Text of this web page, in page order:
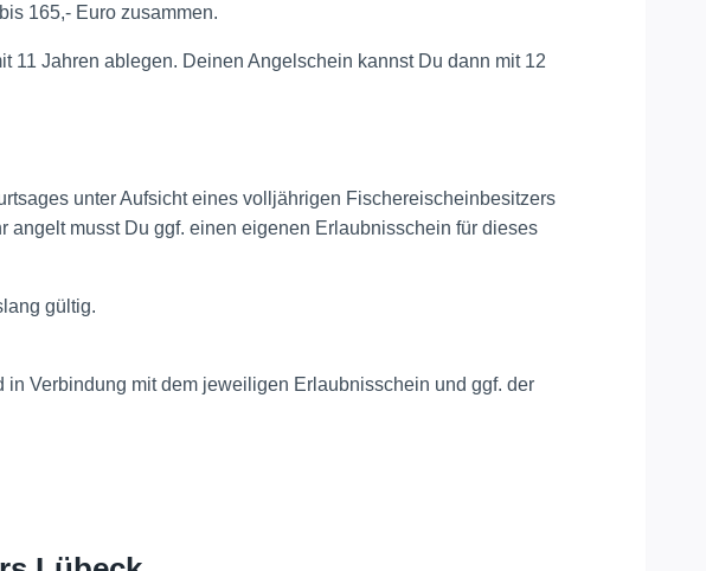
165,- Euro zusammen.
11 Jahren ablegen. Deinen Angelschein kannst Du dann mit 12
unter Aufsicht eines volljährigen Fischereischeinbesitzers
angelt musst Du ggf. einen eigenen Erlaubnisschein für dieses
gültig.
Verbindung mit dem jeweiligen Erlaubnisschein und ggf. der